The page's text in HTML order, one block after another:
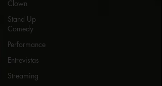
Clown
Stand Up
Comedy
Performance
Entrevistas
Streaming